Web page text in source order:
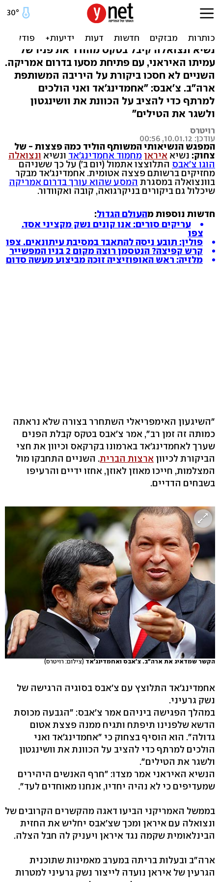
אחמדינג'אד וצ'אבס התבדחו:
יש לנו פצצת אטום
נשיא ונצואלה קיבל בטקס מהודר את פניו של
עמיתו האיראני, עם פתיחת מסעו בדרום אמריקה.
השניים לא חסכו ביקורת על היריבה המשותפת
ארה"ב. צ'אבס: "אחמדינג'אד ואני הולכים
למרתף כדי להציב על הכוונת את וושינגטון
ולשגר את הטילים"
רויטרס
עודכן: 10.01.12, 00:56
המפגש הנשיאותי המשותף הוליד כמה פצצות - של
צחוק: נשיא איראן מחמוד אחמדינג'אד ונשיא ונצואלה
הוגו צ'אבס התלוצצו אתמול (יום ב') על כך ששניהם
מחזיקים ברשותם פצצה אטומית. אחמדינג'אד מבקר
בוונצואלה במסגרת המסע שהוא עורך בדרום אמריקה
שיכלול גם ביקורים בניקרגואה, קובה ואקוודור.
חדשות נוספות מהעולם הגדול:
עריקים סורים: אנו קונים נשק מקציני אסד.
צפו
פולין: תובע ניסה להתאבד במסיבת עיתונאים. צפו
קרש קפיצה? הנטסמן רוצה מקום 2 בניו המפשייר
מלזיה: ראש האופוזיציה זוּכּה מביצוע מעשה סדום
"השיגעון האימפריאלי השתחרר בצורה שלא נראתה
כמותה זה זמן רב", אמר צ'אבס בטקס קבלת הפנים
שערך לאחמדינג'אד בארמונו בקרקאס וכיוון את חצי
הביקורת לכיוון ארצות הברית. השניים התחבקו מול
המצלמות, חייכו מאוזן לאוזן, אחזו ידיים והרעיפו
בשבחים הדדיים.
הקשר שמדאיג את ארה"ב. צ'אבס ואחמדינג'אד (צילום: רויטרס)
אחמדינג'אד התלוצץ עם צ'אבס בסוגיה הרגישה של
נשק גרעיני.
במהלך הפגישה ביניהם אמר צ'אבס: "הגבעה מכוסת
הדשא שלפנינו תיפתח ותגיח ממנה פצצת אטום
גדולה". הוא הוסיף בצחוק כי "אחמדינג'אד ואני
הולכים למרתף כדי להציב על הכוונת את וושינגטון
ולשגר את הטילים".
הנשיא האיראני אמר מצדו: "חרף האנשים היהירים
שמעדיפים כי לא נהיה יחדיו, אנחנו מאוחדים לעד".
בממשל האמריקני הביעו דאגה מהקשרים הקרובים של
ונצואלה עם איראן ומכך שצ'אבס יחליש את החזית
הבינלאומית שקמה נגד איראן ויעניק לה חבל הצלה.
ארה"ב ובעלות בריתה במערב מאמינות שתוכנית
הגרעין של איראן נועדה לייצור נשק גרעיני למטרות